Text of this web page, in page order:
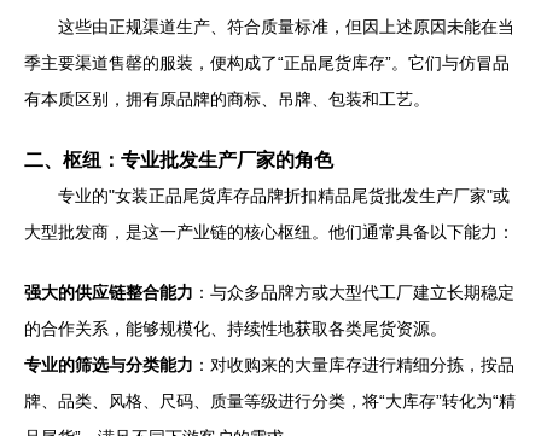
这些由正规渠道生产、符合质量标准，但因上述原因未能在当
季主要渠道售罄的服装，便构成了“正品尾货库存”。它们与仿冒品
有本质区别，拥有原品牌的商标、吊牌、包装和工艺。
二、枢纽：专业批发生产厂家的角色
专业的"女装正品尾货库存品牌折扣精品尾货批发生产厂家"或
大型批发商，是这一产业链的核心枢纽。他们通常具备以下能力：
强大的供应链整合能力 ：与众多品牌方或大型代工厂建立长期稳定
的合作关系，能够规模化、持续性地获取各类尾货资源。
专业的筛选与分类能力 ：对收购来的大量库存进行精细分拣，按品
牌、品类、风格、尺码、质量等级进行分类，将“大库存”转化为“精